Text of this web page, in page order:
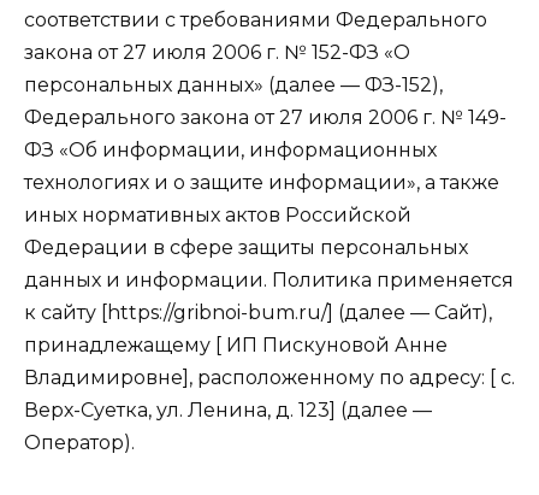
соответствии с требованиями Федерального
закона от 27 июля 2006 г. № 152-ФЗ «О
персональных данных» (далее — ФЗ-152),
Федерального закона от 27 июля 2006 г. № 149-
ФЗ «Об информации, информационных
технологиях и о защите информации», а также
иных нормативных актов Российской
Федерации в сфере защиты персональных
данных и информации. Политика применяется
к сайту [https://gribnoi-bum.ru/] (далее — Сайт),
принадлежащему [ ИП Пискуновой Анне
Владимировне], расположенному по адресу: [ с.
Верх-Суетка, ул. Ленина, д. 123] (далее —
Оператор).